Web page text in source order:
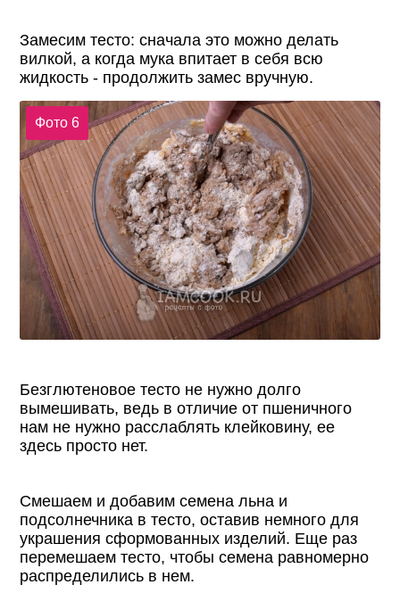
Замесим тесто: сначала это можно делать
вилкой, а когда мука впитает в себя всю
жидкость - продолжить замес вручную.
Фото 6
Безглютеновое тесто не нужно долго
вымешивать, ведь в отличие от пшеничного
нам не нужно расслаблять клейковину, ее
здесь просто нет.
Смешаем и добавим семена льна и
подсолнечника в тесто, оставив немного для
украшения сформованных изделий. Еще раз
перемешаем тесто, чтобы семена равномерно
распределились в нем.